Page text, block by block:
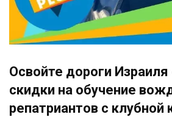
Освойте дороги
скидки на обучение
репатриантов с клубной